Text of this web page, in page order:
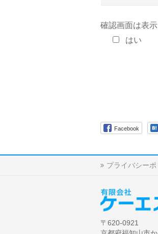
確認画面は表
はい
Facebook
プライバシーポ
〒620-0921